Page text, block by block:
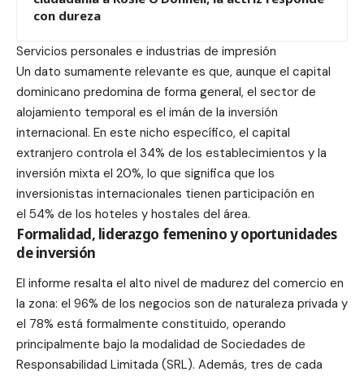
con dureza
Servicios personales e industrias de impresión
Un dato sumamente relevante es que, aunque el capital
dominicano predomina de forma general, el sector de
alojamiento temporal es el imán de la inversión
internacional. En este nicho específico, el capital
extranjero controla el 34% de los establecimientos y la
inversión mixta el 20%, lo que significa que los
inversionistas internacionales tienen participación en
el 54% de los hoteles y hostales del área.
Formalidad, liderazgo femenino y oportunidades
de inversión
El informe resalta el alto nivel de madurez del comercio en
la zona: el 96% de los negocios son de naturaleza privada y
el 78% está formalmente constituido, operando
principalmente bajo la modalidad de Sociedades de
Responsabilidad Limitada (SRL). Además, tres de cada